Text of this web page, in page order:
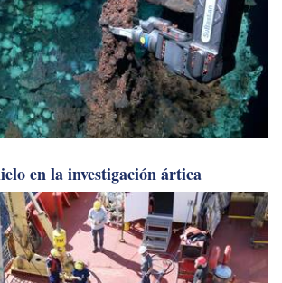
en la investigación ártica